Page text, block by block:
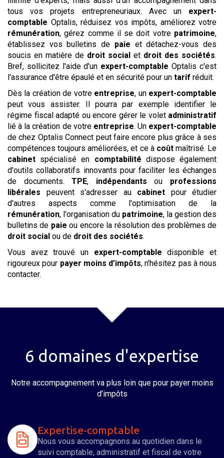
tous vos projets entrepreneuriaux. Avec un expert-
comptable Optalis, réduisez vos impôts, améliorez votre
rémunération, gérez comme il se doit votre patrimoine,
établissez vos bulletins de paie et détachez-vous des
soucis en matière de droit social et droit des sociétés.
Bref, sollicitez l'aide d'un expert-comptable Optalis c'est
l'assurance d'être épaulé et en sécurité pour un tarif réduit.
Dès la création de votre entreprise, un expert-comptable
peut vous assister. Il pourra par exemple identifier le
régime fiscal adapté ou encore gérer le volet administratif
lié à la création de votre entreprise. Un expert-comptable
de chez Optalis Connect peut faire encore plus grâce à ses
compétences toujours améliorées, et ce à coûtmaîtrisé. Le
cabinet spécialisé en comptabilité dispose également
d'outils collaboratifs innovants pour faciliter les échanges
de documents.TPE, indépendants ou professions
libérales peuvent s'adresser au cabinet pour étudier
d'autres aspects comme l'optimisation de la
rémunération, l'organisation du patrimoine, la gestion des
bulletins de paie ou encore la résolution des problèmes de
droit social ou de droit des sociétés.
Vous avez trouvé un expert-comptabledisponible et
rigoureux pour payer moins d’impôts, n'hésitez pas à nous
contacter.
6 domaines d'expertise
Notre accompagnement va plus loin que pour payer moins
d’impôts
Expertise-comptable
Nous vous accompagnons au quotidien dans le
suivi comptable, administratif et fiscal de votre